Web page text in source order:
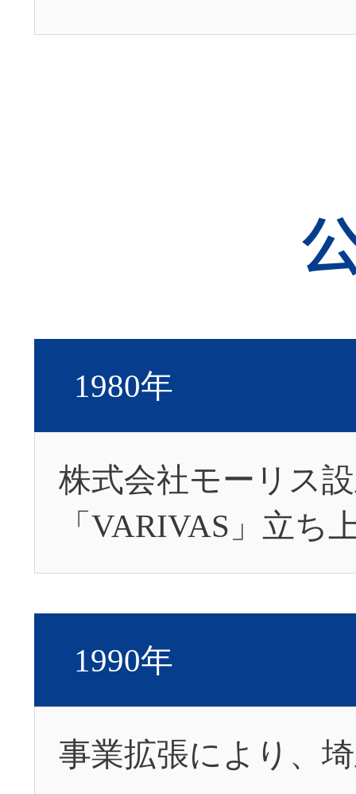
1980年
株式会社モーリス
「VARIVAS」立ち
1990年
事業拡張により、